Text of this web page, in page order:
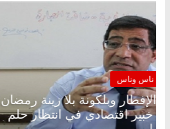
الرئيسية مصر
مقعد شاغر على الإفطار
عبدالخالق فاروق خبير